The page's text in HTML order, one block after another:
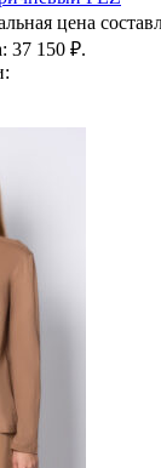
цена
37 150 ₽.